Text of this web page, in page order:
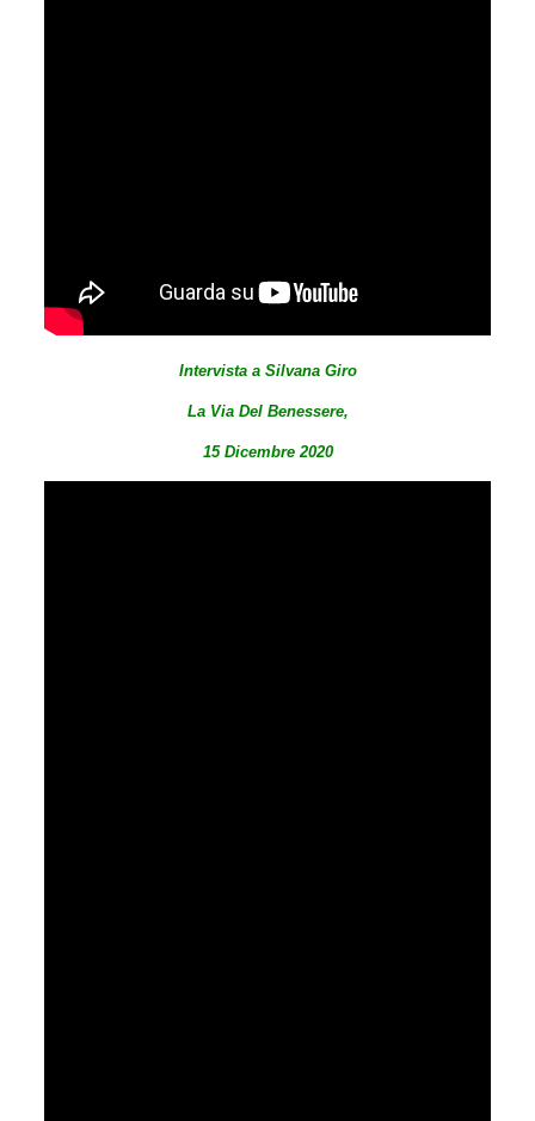
Intervista a Silvana Giro
La Via Del Benessere,
15 Dicembre 2020